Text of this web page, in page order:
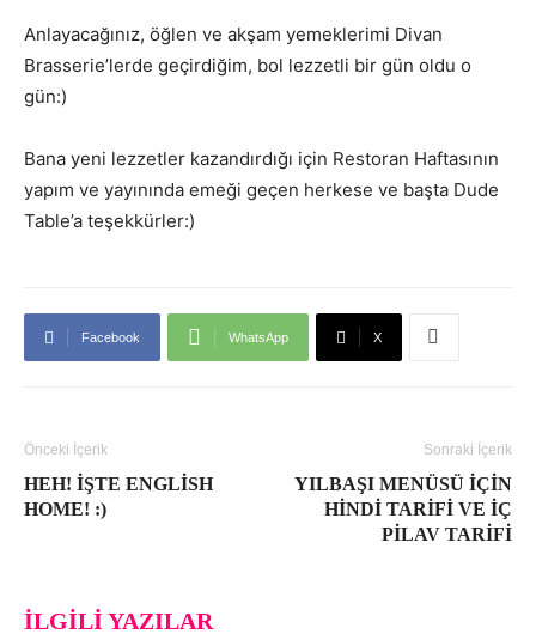
Anlayacağınız, öğlen ve akşam yemeklerimi Divan
Brasserie’lerde geçirdiğim, bol lezzetli bir gün oldu o
gün:)
Bana yeni lezzetler kazandırdığı için Restoran Haftasının
yapım ve yayınında emeği geçen herkese ve başta Dude
Table’a teşekkürler:)
Facebook WhatsApp X
Önceki İçerik
HEH! İŞTE ENGLISH
HOME! :)
Sonraki İçerik
YILBAŞI MENÜSÜ IÇIN
HINDI TARIFI VE İÇ
PILAV TARIFI
İLGILI YAZILAR